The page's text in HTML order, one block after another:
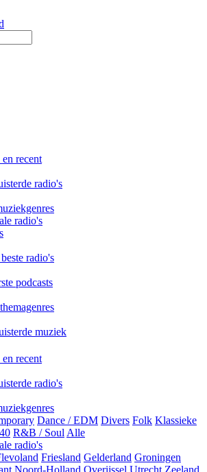
recent
radio's
radio's
radio's
podcasts
muziek
recent
radio's
Dance / EDM Divers Folk Klassieke
R&B / Soul Alle
radio's
Friesland Gelderland Groningen
Noord-Holland Overijssel Utrecht Zeeland